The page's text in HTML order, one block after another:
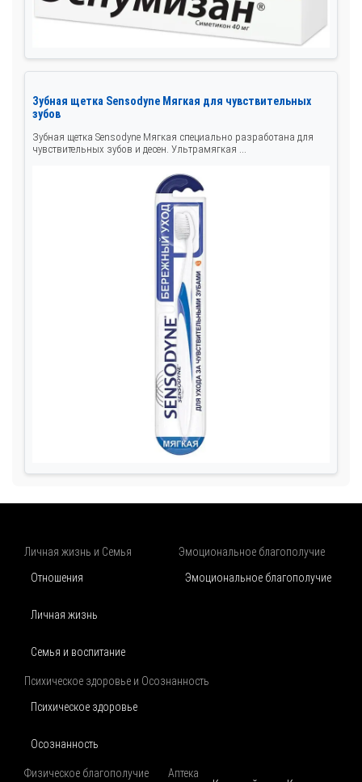
Зубная щетка Sensodyne Мягкая для чувствительных
зубов
Зубная щетка Sensodyne Мягкая специально разработана для
чувствительных зубов и десен. Ультрамягкая ...
Личная жизнь и Семья
Отношения
Личная жизнь
Семья и воспитание
Эмоциональное благополучие
Эмоциональное благополучие
Психическое здоровье и Осознанность
Психическое здоровье
Осознанность
Физическое благополучие
Аптека